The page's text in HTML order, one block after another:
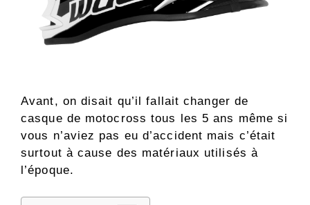
Avant, on disait qu’il fallait changer de
casque de motocross tous les 5 ans même si
vous n’aviez pas eu d’accident mais c’était
surtout à cause des matériaux utilisés à
l’époque.